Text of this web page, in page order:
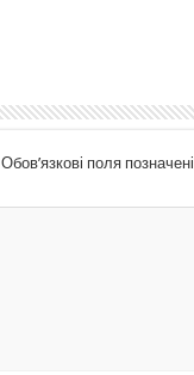
Обов’язкові поля позначені